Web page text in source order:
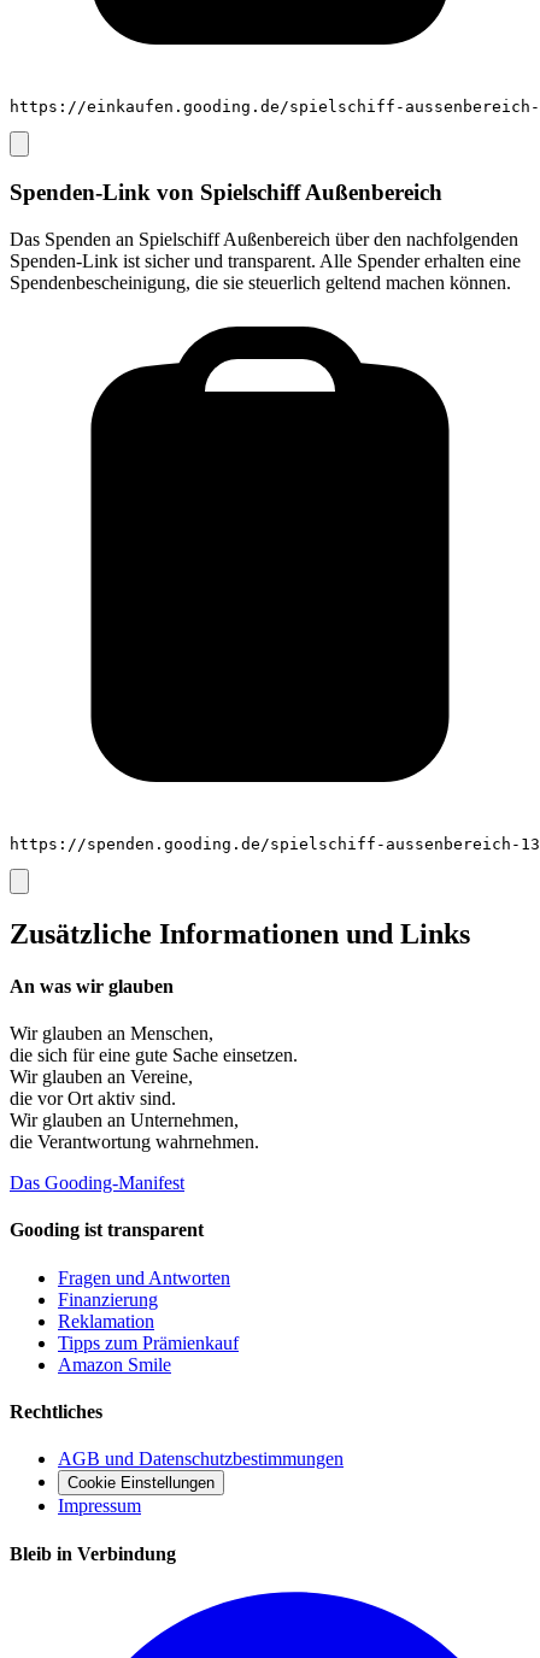
https://einkaufen.gooding.de/spielschiff-aussenbereich-
Spenden-Link von Spielschiff Außenbereich
Das Spenden an Spielschiff Außenbereich über den nachfolgenden
Spenden-Link ist sicher und transparent. Alle Spender erhalten eine
Spendenbescheinigung, die sie steuerlich geltend machen können.
https://spenden.gooding.de/spielschiff-aussenbereich-
Zusätzliche Informationen und Links
An was wir glauben
Wir glauben an Menschen,
die sich für eine gute Sache einsetzen.
Wir glauben an Vereine,
die vor Ort aktiv sind.
Wir glauben an Unternehmen,
die Verantwortung wahrnehmen.
Das Gooding-Manifest
Gooding ist transparent
Fragen und Antworten
Finanzierung
Reklamation
Tipps zum Prämienkauf
Amazon Smile
Rechtliches
AGB und Datenschutzbestimmungen
Cookie Einstellungen
Impressum
Bleib in Verbindung